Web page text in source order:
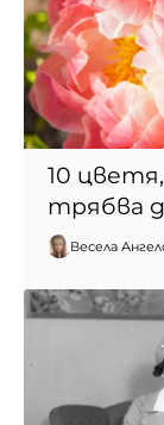
10
трябва
Весела